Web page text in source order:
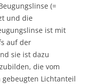
(=
und die
ist mit
auf der
sie ist dazu
die vom
Lichtanteil